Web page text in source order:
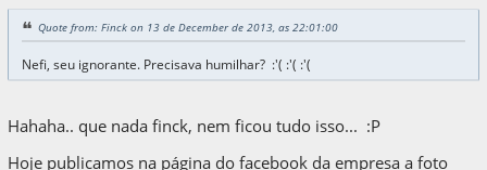
Quote from: Finck on 13 de December de 2013, as 22:01:00
Nefi, seu ignorante. Precisava humilhar? :'( :'( :'(
Hahaha.. que nada finck, nem ficou tudo isso... :P
Hoje publicamos na página do facebook da empresa a foto